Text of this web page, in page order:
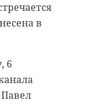
в
6